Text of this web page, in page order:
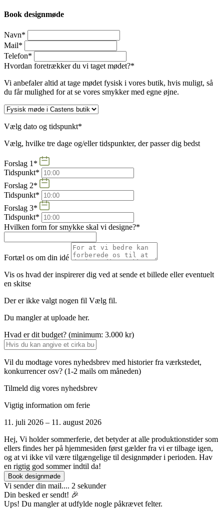
Book designmøde
Navn*
Mail*
Telefon*
Hvordan foretrækker du vi taget mødet?*
Vi anbefaler altid at tage mødet fysisk i vores butik, hvis muligt, så
du får mulighed for at se vores smykker med egne øjne.
Vælg dato og tidspunkt*
Vælg, hvilke tre dage og/eller tidspunkter, der passer dig bedst
Forslag 1*
Tidspunkt*
Forslag 2*
Tidspunkt*
Forslag 3*
Tidspunkt*
Hvilken form for smykke skal vi designe?*
Fortæl os om din idé
Vis os hvad der inspirerer dig ved at sende et billede eller eventuelt
en skitse
Der er ikke valgt nogen fil Vælg fil.
Du mangler at uploade her.
Hvad er dit budget? (minimum: 3.000 kr)
Vil du modtage vores nyhedsbrev med historier fra værkstedet,
konkurrencer osv? (1-2 mails om måneden)
Tilmeld dig vores nyhedsbrev
Vigtig information om ferie
11. juli 2026 – 11. august 2026
Hej, Vi holder sommerferie, det betyder at alle produktionstider som
ellers findes her på hjemmesiden først gælder fra vi er tilbage igen,
og at vi ikke vil være tilgængelige til designmøder i perioden. Hav
en rigtig god sommer indtil da!
Vi sender din mail.... 2 sekunder
Din besked er sendt! 🎉
Ups! Du mangler at udfylde nogle påkrævet felter.